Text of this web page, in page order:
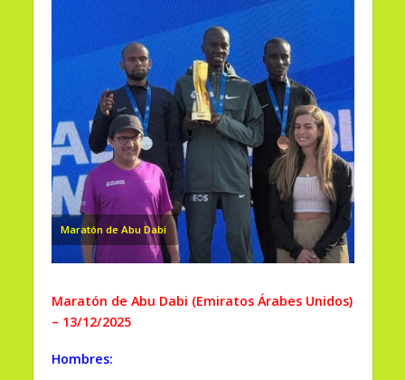
Maratón de Abu Dabi
Maratón de Abu Dabi (Emiratos Árabes Unidos)
– 13/12/2025
Hombres: